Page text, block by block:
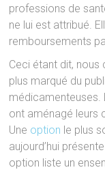
professions de
ne lui est attribué.
remboursements
Ceci étant dit, nous
plus marqué du
médicamenteuses.
ont aménagé leurs
Une option le plus
aujourd’hui
option liste un